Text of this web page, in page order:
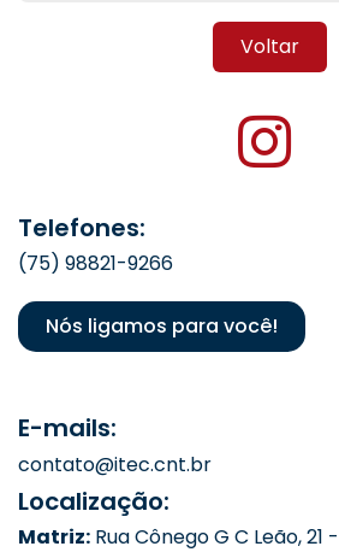
Voltar
Telefones:
(75) 98821-9266
Nós ligamos para você!
E-mails:
contato@itec.cnt.br
Localização:
Matriz: Rua Cônego G C Leão, 21